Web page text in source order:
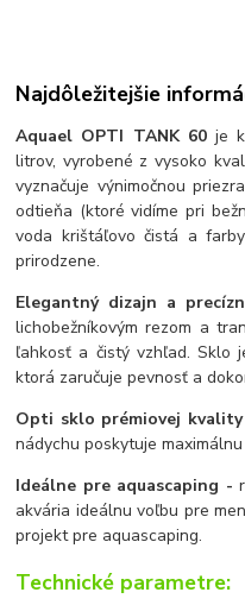
Najdôležitejšie
Aquael OPTI TANK 60 je
litrov, vyrobené z vysoko
vyznačuje výnimočnou
odtieňa (ktoré vidíme pri
voda krištáľovo čistá a
prirodzene.
Elegantný dizajn a
lichobežníkovým rezom a
ľahkosť a čistý vzhľad. Sklo
ktorá zaručuje pevnosť a
Opti sklo prémiovej kvality
nádychu poskytuje
Ideálne pre aquascaping -
akvária ideálnu voľbu pre
projekt pre aquascaping.
Technické parametre: